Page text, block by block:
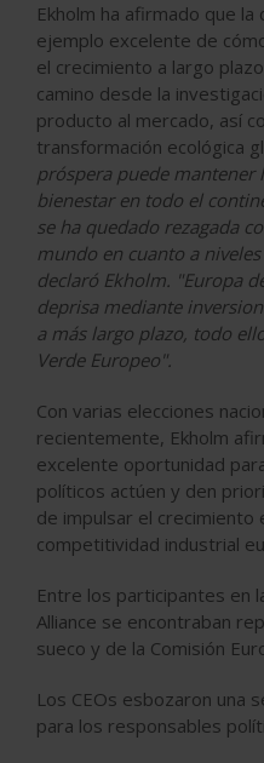
Ekholm ha afirmado que
ejemplo excelente de
el crecimiento a largo
camino desde la
producto al mercado, así
transformación ecológica
próspera puede mantener
bienestar en todo el
se ha quedado rezagada
mundo en cuanto a
declaró Ekholm. "Europa
deprisa mediante
a más largo plazo, todo
Verde Europeo".
Con varias elecciones
recientemente, Ekholm
excelente oportunidad
políticos actúen y den
de impulsar el crecimiento
competitividad industrial
Entre los participantes en
Alliance se encontraban
sueco y de la Comisión
Los CEOs esbozaron una
para los responsables